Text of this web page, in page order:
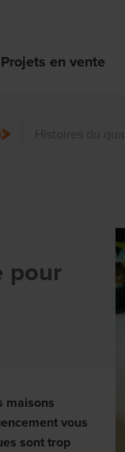
Projets en vente
Histoires du
pour
maisons
vous
sont trop